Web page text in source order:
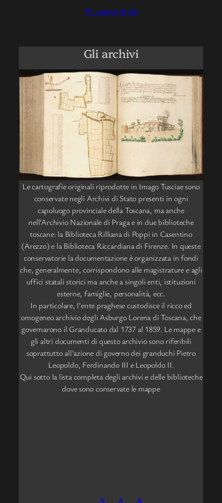
Per sapere di più
Gli archivi
Le cartografie originali riprodotte in Imago Tusciae sono
conservate negli Archivi di Stato presenti in ogni
capoluogo provinciale della Toscana, ma anche
nell’Archivio Nazionale di Praga e in due biblioteche
toscane: la Biblioteca Rilliana di Poppi in Casentino
(Arezzo) e la Biblioteca Riccardiana di Firenze. In queste
conservatorie la documentazione è organizzata in fondi
che, generalmente, corrispondono alle magistrature e agli
uffici statali storici ma anche a singoli enti, istituzioni
esterne, famiglie, personalità, ecc.
In particolare, l’ente praghese custodisce il ricco ed
omogeneo archivio degli Asburgo Lorena di Toscana, che
governarono il Granducato dal 1737 al 1859. Le mappe e
gli altri documenti di questo archivio sono riferibili
soprattutto all’azione di governo dei granduchi Pietro
Leopoldo, Ferdinando III e Leopoldo II.
Qui sotto la lista completa degli archivi e delle biblioteche
dove sono conservate le mappe